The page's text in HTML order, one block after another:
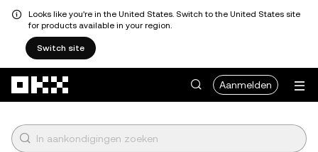
Looks like you're in the United States. Switch to the United States site
for products available in your region.
Switch site
Aanmelden